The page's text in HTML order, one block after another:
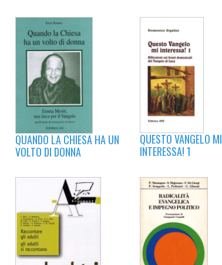
QUANDO LA CHIESA HA UN
VOLTO DI DONNA
QUESTO VANGELO MI
INTERESSA! 1